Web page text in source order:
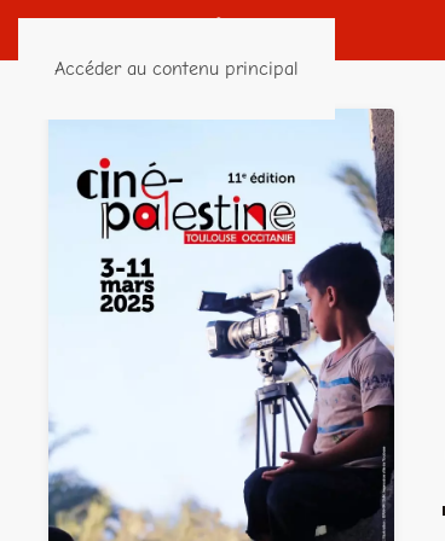
Accéder au contenu principal